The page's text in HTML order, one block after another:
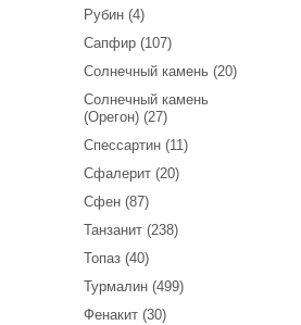
Рубин (4)
Сапфир (107)
Солнечный камень (20)
Солнечный камень
(Орегон) (27)
Спессартин (11)
Сфалерит (20)
Сфен (87)
Танзанит (238)
Топаз (40)
Турмалин (499)
Фенакит (30)